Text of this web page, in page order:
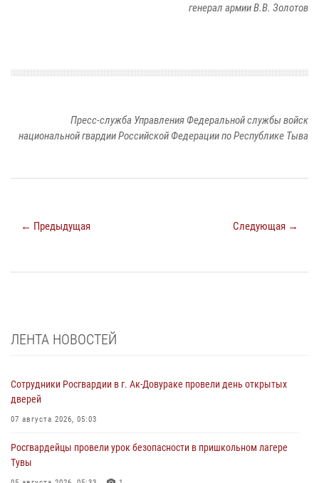
генерал армии В.В. Золотов
Пресс-служба Управления Федеральной службы войск
национальной гвардии Российской Федерации по Республике Тыва
← Предыдущая Следующая →
ЛЕНТА НОВОСТЕЙ
Сотрудники Росгвардии в г. Ак-Довураке провели день открытых
дверей
07 августа 2026, 05:03
Росгвардейцы провели урок безопасности в пришкольном лагере
Тувы